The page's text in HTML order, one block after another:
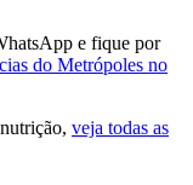
e fique por
do Metrópoles no
veja todas as